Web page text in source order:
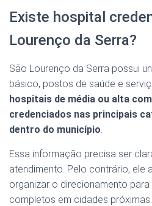
Existe hospital
Lourenço da Serra?
São Lourenço da Serra possui
básico, postos de saúde e
hospitais de média ou alta
credenciados nas principais
dentro do município.
Essa informação precisa ser
atendimento. Pelo contrário, ele
organizar o direcionamento
completos em cidades próximas.